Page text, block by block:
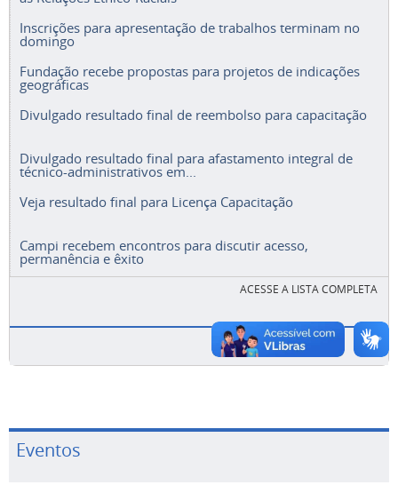
Inscrições para apresentação de trabalhos terminam no
domingo
Fundação recebe propostas para projetos de indicações
geográficas
Divulgado resultado final de reembolso para capacitação
Divulgado resultado final para afastamento integral de
técnico-administrativos em...
Veja resultado final para Licença Capacitação
Campi recebem encontros para discutir acesso,
permanência e êxito
ACESSE A LISTA COMPLETA
Eventos